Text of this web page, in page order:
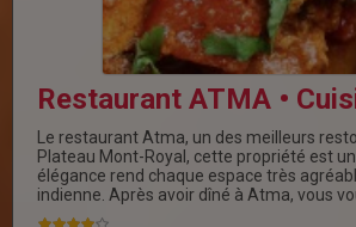
Restaurant ATMA •
Le restaurant Atma, un des meilleurs
Plateau Mont-Royal, cette propriété est
élégance rend chaque espace très
indienne. Après avoir dîné à Atma, vous